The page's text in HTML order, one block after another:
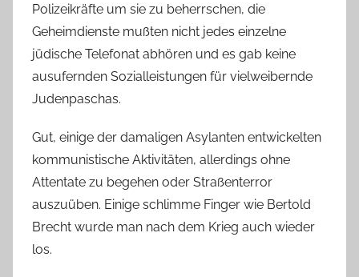
Polizeikräfte um sie zu beherrschen, die
Geheimdienste mußten nicht jedes einzelne
jüdische Telefonat abhören und es gab keine
ausufernden Sozialleistungen für vielweibernde
Judenpaschas.
Gut, einige der damaligen Asylanten entwickelten
kommunistische Aktivitäten, allerdings ohne
Attentate zu begehen oder Straßenterror
auszuüben. Einige schlimme Finger wie Bertold
Brecht wurde man nach dem Krieg auch wieder
los.